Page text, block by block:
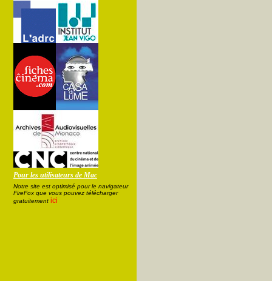
Pour les utilisateurs de Mac
Notre site est optimisé pour le navigateur
FireFox que vous pouvez télécharger
gratuitement ici